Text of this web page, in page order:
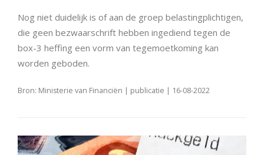
Nog niet duidelijk is of aan de groep belastingplichtigen,
die geen bezwaarschrift hebben ingediend tegen de
box-3 heffing een vorm van tegemoetkoming kan
worden geboden.
Bron: Ministerie van Financiën | publicatie | 16-08-2022